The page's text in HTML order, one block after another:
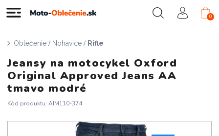
0
Oblečenie / Nohavice / Rifle
Jeansy na motocykel Oxford
Original Approved Jeans AA
tmavo modré
Kód produktu: AIM110-374